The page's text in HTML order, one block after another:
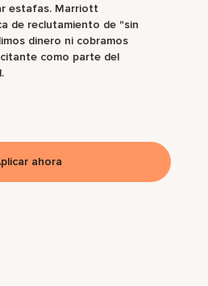
estafas. Marriott
de reclutamiento de "sin
dinero ni cobramos
como parte del
ahora